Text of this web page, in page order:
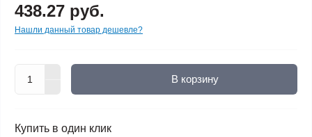
438.27 руб.
Нашли данный товар дешевле?
В корзину
Купить в один клик